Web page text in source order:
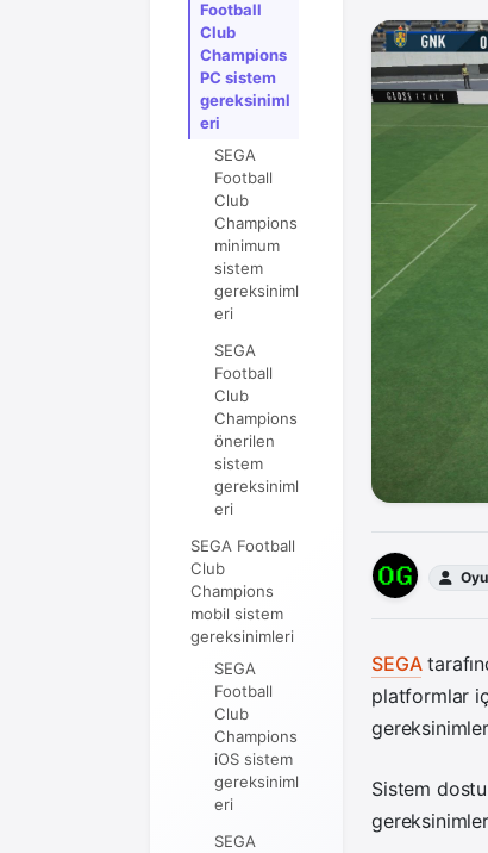
Football
Club
Champions
PC sistem
gereksiniml
eri
SEGA
Football
Club
Champions
minimum
sistem
gereksiniml
eri
SEGA
Football
Club
Champions
önerilen
sistem
gereksiniml
eri
SEGA Football
Club
Champions
mobil sistem
gereksinimleri
SEGA
Football
Club
Champions
iOS sistem
gereksiniml
eri
SEGA
SEGA
platformlar
Sistem